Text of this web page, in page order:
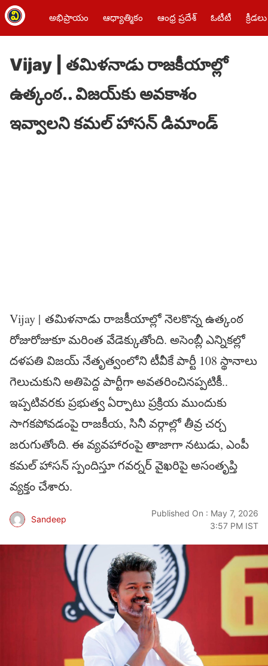
అభిప్రాయం ఆధ్యాత్మికం ఆంధ్ర ప్రదేశ్ ఓటీటీ క్రీడలు
Vijay | తమిళనాడు రాజకీయాల్లో
ఉత్కంఠ.. విజయ్‌కు అవకాశం
ఇవ్వాలని కమల్ హాసన్ డిమాండ్
Vijay | తమిళనాడు రాజకీయాల్లో నెలకొన్న ఉత్కంఠ
రోజురోజుకూ మరింత వేడెక్కుతోంది. అసెంబ్లీ ఎన్నికల్లో
దళపతి విజయ్ నేతృత్వంలోని టీవీకే పార్టీ 108 స్థానాలు
గెలుచుకుని అతిపెద్ద పార్టీగా అవతరించినప్పటికీ..
ఇప్పటివరకు ప్రభుత్వ ఏర్పాటు ప్రక్రియ ముందుకు
సాగకపోవడంపై రాజకీయ, సినీ వర్గాల్లో తీవ్ర చర్చ
జరుగుతోంది. ఈ వ్యవహారంపై తాజాగా నటుడు, ఎంపీ
కమల్ హాసన్ స్పందిస్తూ గవర్నర్ వైఖరిపై అసంతృప్తి
వ్యక్తం చేశారు.
Sandeep
Published On : May 7, 2026
3:57 PM IST